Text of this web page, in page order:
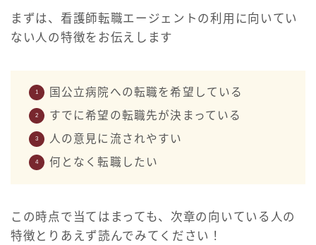
まずは、看護師転職エージェントの利用に向いてい
ない人の特徴をお伝えします
国公立病院への転職を希望している
すでに希望の転職先が決まっている
人の意見に流されやすい
何となく転職したい
この時点で当てはまっても、次章の向いている人の
特徴とりあえず読んでみてください！